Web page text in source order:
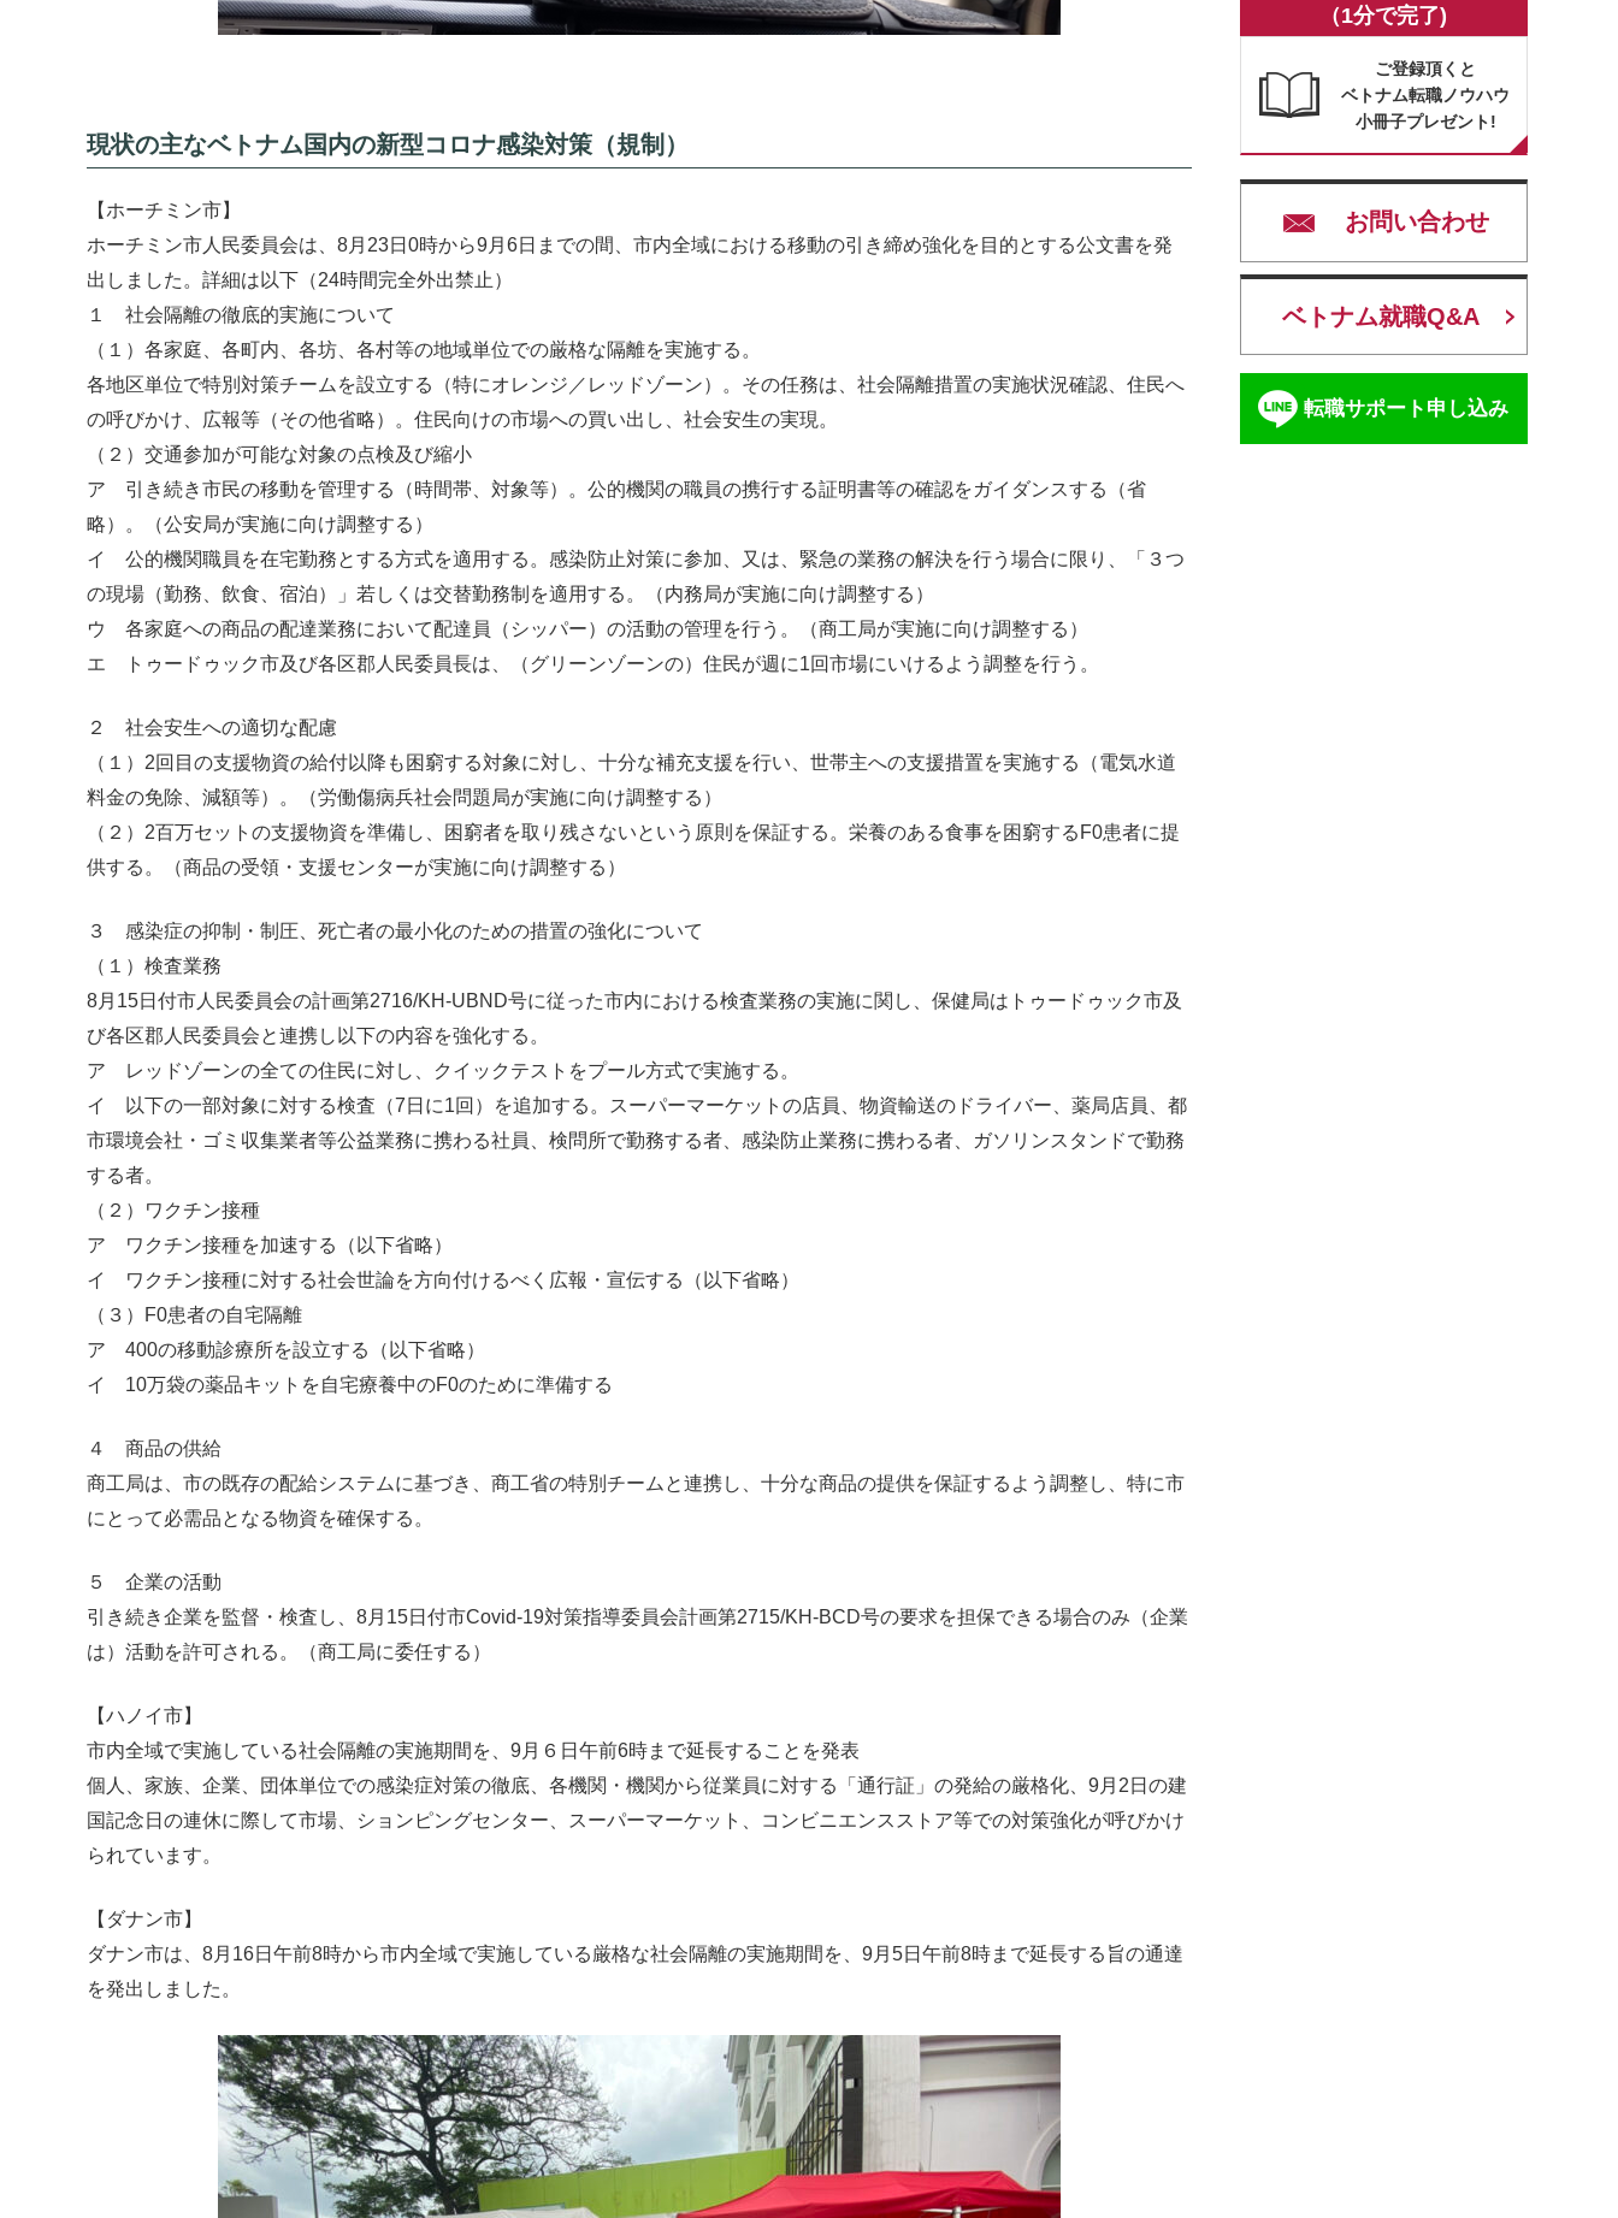
現状の主なベトナム国内の新型コロナ感染対策（規制）
【ホーチミン市】
ホーチミン市人民委員会は、8月23日0時から9月6日までの間、市内全域における移動の引き締め強化を目的とする公文書を発
出しました。詳細は以下（24時間完全外出禁止）
１ 社会隔離の徹底的実施について
（１）各家庭、各町内、各坊、各村等の地域単位での厳格な隔離を実施する。
各地区単位で特別対策チームを設立する（特にオレンジ／レッドゾーン）。その任務は、社会隔離措置の実施状況確認、住民へ
の呼びかけ、広報等（その他省略）。住民向けの市場への買い出し、社会安生の実現。
（２）交通参加が可能な対象の点検及び縮小
ア 引き続き市民の移動を管理する（時間帯、対象等）。公的機関の職員の携行する証明書等の確認をガイダンスする（省
略）。（公安局が実施に向け調整する）
イ 公的機関職員を在宅勤務とする方式を適用する。感染防止対策に参加、又は、緊急の業務の解決を行う場合に限り、「３つ
の現場（勤務、飲食、宿泊）」若しくは交替勤務制を適用する。（内務局が実施に向け調整する）
ウ 各家庭への商品の配達業務において配達員（シッパー）の活動の管理を行う。（商工局が実施に向け調整する）
エ トゥードゥック市及び各区郡人民委員長は、（グリーンゾーンの）住民が週に1回市場にいけるよう調整を行う。
２ 社会安生への適切な配慮
（１）2回目の支援物資の給付以降も困窮する対象に対し、十分な補充支援を行い、世帯主への支援措置を実施する（電気水道
料金の免除、減額等）。（労働傷病兵社会問題局が実施に向け調整する）
（２）2百万セットの支援物資を準備し、困窮者を取り残さないという原則を保証する。栄養のある食事を困窮するF0患者に提
供する。（商品の受領・支援センターが実施に向け調整する）
３ 感染症の抑制・制圧、死亡者の最小化のための措置の強化について
（１）検査業務
8月15日付市人民委員会の計画第2716/KH-UBND号に従った市内における検査業務の実施に関し、保健局はトゥードゥック市及
び各区郡人民委員会と連携し以下の内容を強化する。
ア レッドゾーンの全ての住民に対し、クイックテストをプール方式で実施する。
イ 以下の一部対象に対する検査（7日に1回）を追加する。スーパーマーケットの店員、物資輸送のドライバー、薬局店員、都
市環境会社・ゴミ収集業者等公益業務に携わる社員、検問所で勤務する者、感染防止業務に携わる者、ガソリンスタンドで勤務
する者。
（２）ワクチン接種
ア ワクチン接種を加速する（以下省略）
イ ワクチン接種に対する社会世論を方向付けるべく広報・宣伝する（以下省略）
（３）F0患者の自宅隔離
ア 400の移動診療所を設立する（以下省略）
イ 10万袋の薬品キットを自宅療養中のF0のために準備する
４ 商品の供給
商工局は、市の既存の配給システムに基づき、商工省の特別チームと連携し、十分な商品の提供を保証するよう調整し、特に市
にとって必需品となる物資を確保する。
５ 企業の活動
引き続き企業を監督・検査し、8月15日付市Covid-19対策指導委員会計画第2715/KH-BCD号の要求を担保できる場合のみ（企業
は）活動を許可される。（商工局に委任する）
【ハノイ市】
市内全域で実施している社会隔離の実施期間を、9月６日午前6時まで延長することを発表
個人、家族、企業、団体単位での感染症対策の徹底、各機関・機関から従業員に対する「通行証」の発給の厳格化、9月2日の建
国記念日の連休に際して市場、ションピングセンター、スーパーマーケット、コンビニエンスストア等での対策強化が呼びかけ
られています。
【ダナン市】
ダナン市は、8月16日午前8時から市内全域で実施している厳格な社会隔離の実施期間を、9月5日午前8時まで延長する旨の通達
を発出しました。
（1分で完了)
ご登録頂くと
ベトナム転職ノウハウ
小冊子プレゼント!
お問い合わせ
ベトナム就職Q&A
転職サポート申し込み